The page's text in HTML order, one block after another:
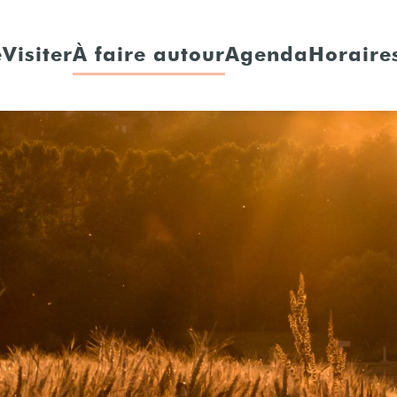
VisiterÀ faire autourAgenda